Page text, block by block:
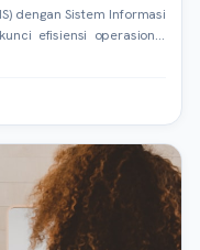
dengan Sistem Informasi
efisiensi operasional